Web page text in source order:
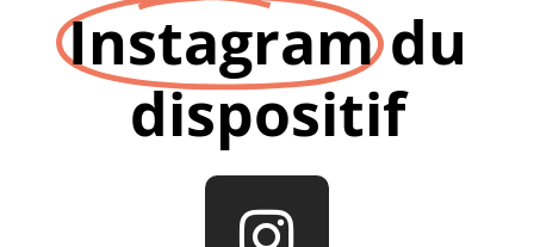
Instagram du
dispositif